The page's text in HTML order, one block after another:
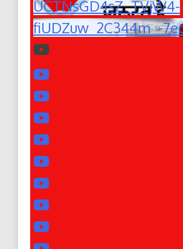
UCTNsGD4sZ_TVjW4-
fiUDZuw_2C344m_-